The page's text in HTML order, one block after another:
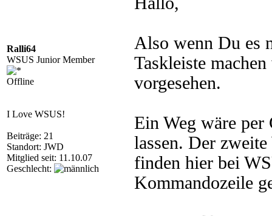
Ralli64
WSUS Junior Member
Offline
I Love WSUS!
Beiträge: 21
Standort: JWD
Mitglied seit: 11.10.07
Geschlecht:
Also wenn Du es
Taskleiste
vorgesehen.
Ein Weg wäre per
lassen. Der
finden hier bei
Kommandozeile